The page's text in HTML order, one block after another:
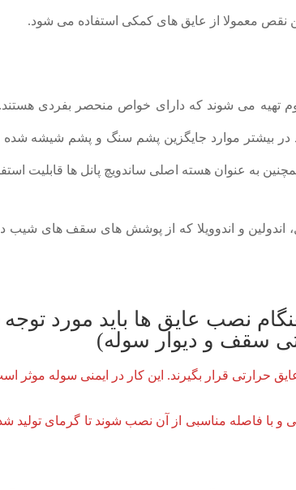
نقص معمولا از عایق های کمکی استفاده می شود.
تهیه می شوند که دارای خواص منحصر بفردی
در بیشتر موارد جایگزین پشم سنگ و پشم شیشه
به عنوان هسته اصلی ساندویچ پانل ها قابلیت
اندولین و اندوویلا که از پوشش های سقف های شیب
نصب عایق ها باید مورد توجه
سقف و دیوار سوله)
حرارتی قرار بگیرند. این کار در ایمنی سوله موثر
و با فاصله مناسبی از آن نصب شوند تا گرمای